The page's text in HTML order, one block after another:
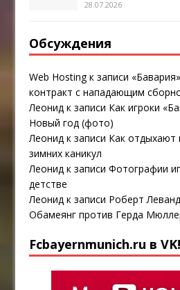
28.07.2026
Обсуждения
Web Hostingк записи
контракт с нападающим
Леонид к записи Как игроки
Новый год (фото)
Леонид к записи Как
зимних каникул
Леонид к записиФотографии
детстве
Леонид к записи Роберт
Обамеянг против Герда
Fcbayernmunich.ru в VK!